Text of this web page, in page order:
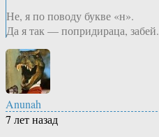
Не, я по поводу букве «н».
Да я так — попридираца, забей.
Anunah
7 лет назад